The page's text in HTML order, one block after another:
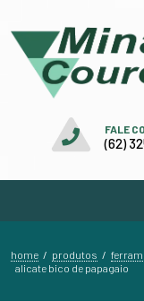
FALE
(62)
home / produtos /
alicate bico de papagaio